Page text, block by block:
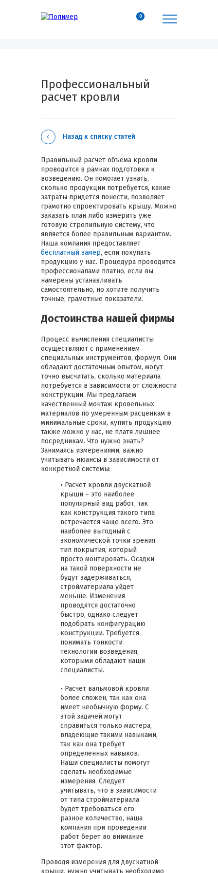
0
Профессиональный
расчет кровли
Назад к списку статей
Правильный расчет объема кровли
проводится в рамках подготовки к
возведению. Он помогает узнать,
сколько продукции потребуется, какие
затраты придется понести, позволяет
грамотно спроектировать крышу. Можно
заказать план либо измерить уже
готовую стропильную систему, что
является более правильным вариантом.
Наша компания предоставляет
бесплатный замер, если покупать
продукцию у нас. Процедура проводится
профессионалами платно, если вы
намерены устанавливать
самостоятельно, но хотите получить
точные, грамотные показатели.
Достоинства нашей фирмы
Процесс вычисления специалисты
осуществляют с применением
специальных инструментов, формул. Они
обладают достаточным опытом, могут
точно высчитать, сколько материала
потребуется в зависимости от сложности
конструкции. Мы предлагаем
качественный монтаж кровельных
материалов по умеренным расценкам в
минимальные сроки, купить продукцию
также можно у нас, не платя лишнее
посредникам. Что нужно знать?
Занимаясь измерениями, важно
учитывать нюансы в зависимости от
конкретной системы:
• Расчет кровли двускатной
крыши – это наиболее
популярный вид работ, так
как конструкция такого типа
встречается чаще всего. Это
наиболее выгодный с
экономической точки зрения
тип покрытия, который
просто монтировать. Осадки
на такой поверхности не
будут задерживаться,
стройматериала уйдет
меньше. Изменения
проводятся достаточно
быстро, однако следует
подобрать конфигурацию
конструкции. Требуется
понимать тонкости
технологии возведения,
которыми обладают наши
специалисты.
• Расчет вальмовой кровли
более сложен, так как она
имеет необычную форму. С
этой задачей могут
справиться только мастера,
владеющие такими навыками,
так как она требует
определенных навыков.
Наши специалисты помогут
сделать необходимые
измерения. Следует
учитывать, что в зависимости
от типа стройматериала
будет требоваться его
разное количество, наша
компания при проведении
работ берет во внимание
этот фактор.
Проводя измерения для двускатной
крыши, нужно учитывать необходимо